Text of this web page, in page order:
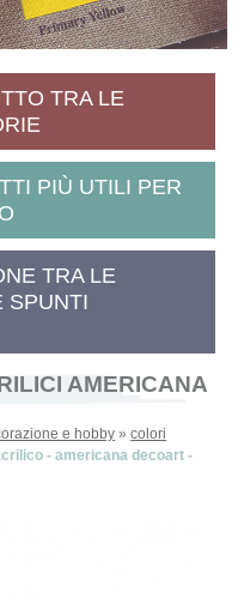
TRA LE
PIÙ UTILI PER
TRA LE
SPUNTI
AMERICANA
e hobby »colori
- americana decoart -